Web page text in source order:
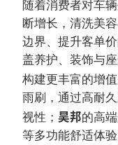
随着消费者对车
断增长，清洗美
边界、提升客单
盖养护、装饰与
构建更丰富的增值
雨刷，通过高耐
视性； 昊邦的高
等多功能舒适体